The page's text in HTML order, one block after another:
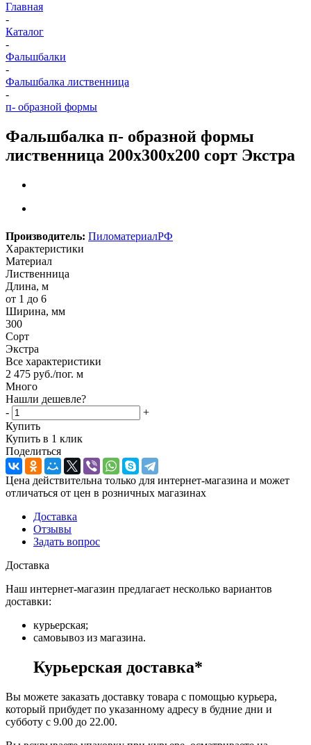
Главная
-
Каталог
-
Фальшбалки
-
Фальшбалка лиственница
-
п- образной формы
Фальшбалка п- образной формы
лиственница 200х300х200 сорт Экстра
Производитель: ПиломатериалРФ
Характеристики
Материал
Лиственница
Длина, м
от 1 до 6
Ширина, мм
300
Сорт
Экстра
Все характеристики
2 475 руб./пог. м
Много
Нашли дешевле?
-
+
Купить
Купить в 1 клик
Поделиться
Цена действительна только для интернет-магазина и может
отличаться от цен в розничных магазинах
Доставка
Отзывы
Задать вопрос
Доставка
Наш интернет-магазин предлагает несколько вариантов
доставки:
курьерская;
самовывоз из магазина.
Курьерская доставка*
Вы можете заказать доставку товара с помощью курьера,
который прибудет по указанному адресу в будние дни и
субботу с 9.00 до 22.00.